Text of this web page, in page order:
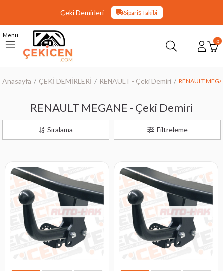
Çeki Demirleri Sipariş Takibi
Menu
0
Anasayfa ÇEKİ DEMİRLERİ RENAULT - Çeki Demiri RENAULT
RENAULT MEGANE - Çeki Demiri
Filtreleme
Sıralama